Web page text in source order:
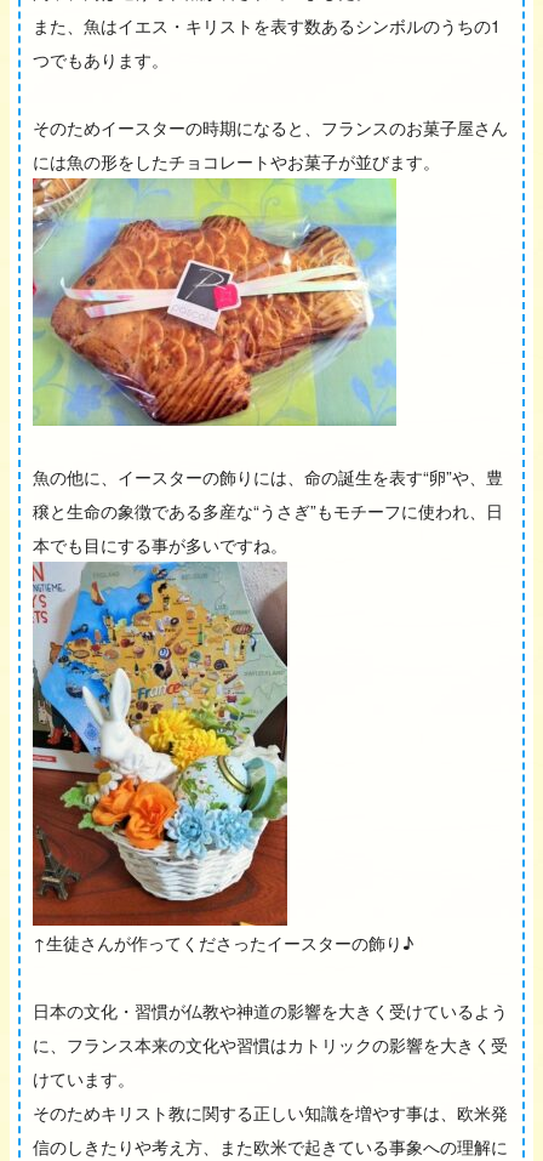
また、魚はイエス・キリストを表す数あるシンボルのうちの1
つでもあります。
そのためイースターの時期になると、フランスのお菓子屋さん
には魚の形をしたチョコレートやお菓子が並びます。
魚の他に、イースターの飾りには、命の誕生を表す“卵”や、豊
穣と生命の象徴である多産な“うさぎ”もモチーフに使われ、日
本でも目にする事が多いですね。
↑生徒さんが作ってくださったイースターの飾り♪
日本の文化・習慣が仏教や神道の影響を大きく受けているよう
に、フランス本来の文化や習慣はカトリックの影響を大きく受
けています。
そのためキリスト教に関する正しい知識を増やす事は、欧米発
信のしきたりや考え方、また欧米で起きている事象への理解に